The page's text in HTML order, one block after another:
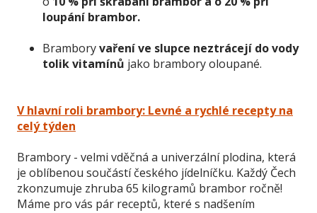
loupání brambor.
Bramboryvaření ve slupce neztrácejí do vody
tolik vitamínů jako brambory oloupané.
V hlavní roli brambory: Levné a rychlé recepty na
celý týden
Brambory - velmi vděčná a univerzální plodina, která
je oblíbenou součástí českého jídelníčku. Každý Čech
zkonzumuje zhruba 65 kilogramů brambor ročně!
Máme pro vás pár receptů, které s nadšením